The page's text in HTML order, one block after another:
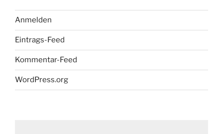
Anmelden
Eintrags-Feed
Kommentar-Feed
WordPress.org